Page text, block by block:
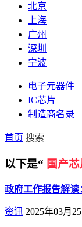
北京
上海
广州
深圳
宁波
电子元器件
IC芯片
制造商名录
首页 搜索
以下是“ 国产芯
政府工作报告解
资讯 2025年03月25